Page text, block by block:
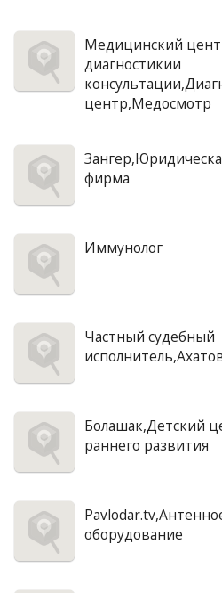
Медицинский
диагностикии
центр,Медосмотр
фирма
Иммунолог
Частный судебный
Болашак,Детский
раннего развития
оборудование